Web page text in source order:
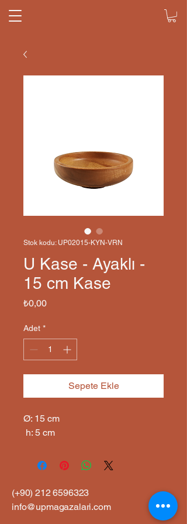
Stok kodu: UP02015-KYN-VRN
U Kase - Ayaklı -
15 cm Kase
₺0,00Fiyat
Adet *
Sepete Ekle
Ø: 15 cm
h: 5 cm
(+90)212 6596323
info@upmagazalari.com